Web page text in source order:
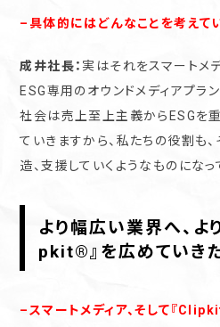
–具体的にはどんなことを考えて
成井社長： 実はそれをスマートメ
ESG専用のオウンドメディアプラ
社会は売上至上主義からESGを
ていきますから、私たちの役割も
造、支援していくようなものになっ
より幅広い業界へ、よ
pkit®︎』を広めていき
–スマートメディア、そして『